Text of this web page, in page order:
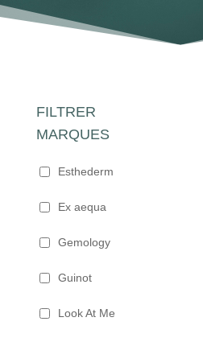
FILTRER
MARQUES
Esthederm
Ex aequa
Gemology
Guinot
Look At Me